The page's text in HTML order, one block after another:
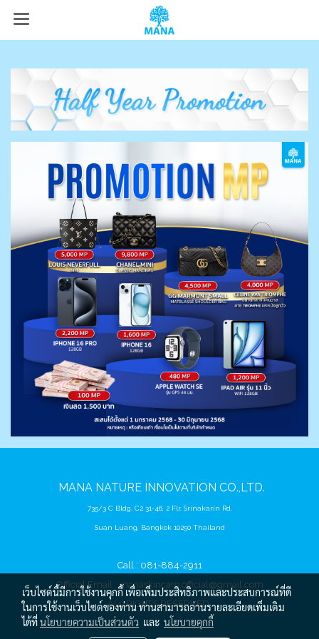
MANA NATURE INNOVATION CO.,LTD.
735/3 C Bldg. C2 31-46, 2 Flr. Srinakarin Rd.
Suan Luang, Bangkok 10250 Thailand
Call : 081-884-2911
Official Email :manaskincare.official@gmail.com
ALL RIGHTS RESERVED.
เว็บไซต์นี้มีการใช้งานคุกกี้ เพื่อเพิ่มประสิทธิภาพและประสบการณ์ที่ดี
ในการใช้งานเว็บไซต์ของท่าน ท่านสามารถอ่านรายละเอียดเพิ่มเติม
ได้ที่นโยบายความเป็นส่วนตัว และ นโยบายคุกกี้